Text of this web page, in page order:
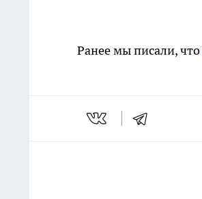
Ранее мы писали, что